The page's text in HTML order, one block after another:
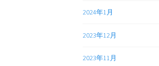
2024年1月
2023年12月
2023年11月